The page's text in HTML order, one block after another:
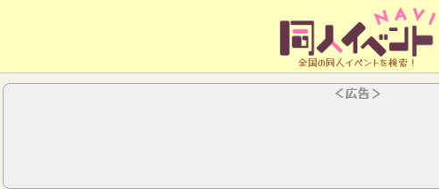
全国の同人イベントを検索！
＜広告＞